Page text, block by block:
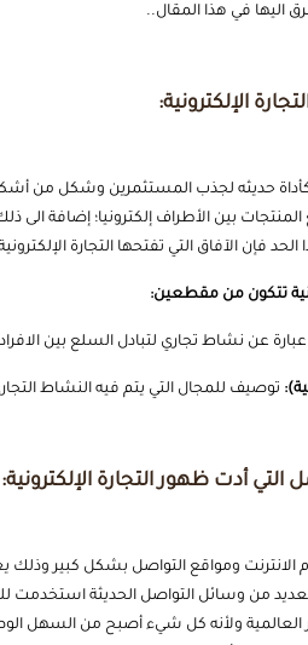
اليها في هذا المقال..
الإلكترونية:
حديثه لجذب المستثمرين وشكل من أشكال
بين الأطراف إلكترونيا؛ إضافة
فإن الآفاق التي تفتحها التجارة
تتكون من مقطعين:
عبارة عن نشاط تجاري لتبادل السلع بين
توصيف للمجال التي يتم فيه النشاط
التي أدت ظهور التجارة الإلكترونية:
الانترنت ومواقع التواصل بشكل كبير وذلك
من وسائل التواصل الحديثة استخدمت
العالمية ولأنه كل شيء أصبح من السهل